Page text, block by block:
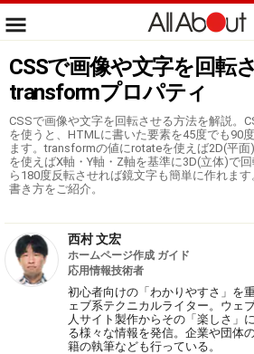
CSSで画像や文字を回転
transformプロパティ
CSSで画像や文字を回転させる方法を解説。
を使うと、HTMLに書いた要素を45度でも90
ます。transformの値にrotateを使えば2D(平
を使えばX軸・Y軸・Z軸を基準に3D(立体)で
ら180度反転させれば鏡文字も簡単に作れま
書き方をご紹介。
西村 文宏
ホームページ作成 ガイド
応用情報技術者
初心者向けの「わかりやすさ」を
ェブ系テクニカルライター。ウェ
人サイト製作からその「楽しさ」
る様々な情報を発信。企業や団体
籍の執筆なども行っている。